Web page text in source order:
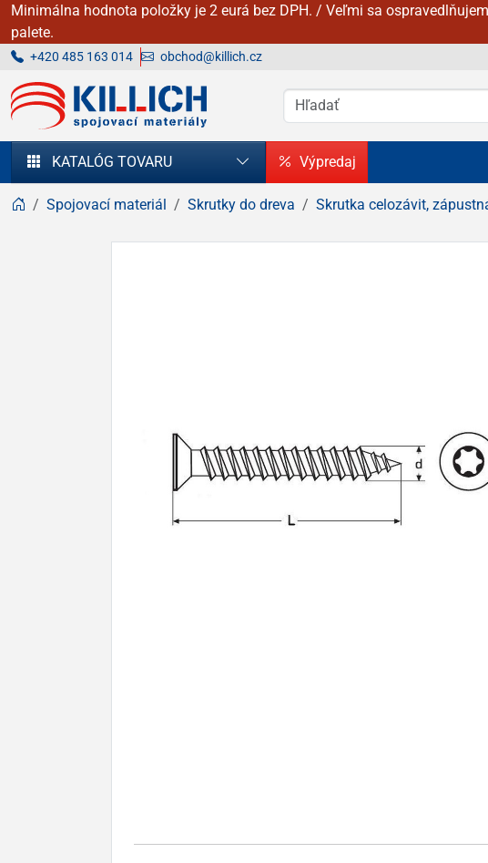
Minimálna hodnota položky je 2 eurá bez DPH. / Veľmi sa
palete.
+420 485 163 014 obchod@killich.cz
KILLICH - Spojovacie materiály
KATALÓG TOVARU Výpredaj
Spojovací materiál Skrutky do dreva Skrutka celozávit,